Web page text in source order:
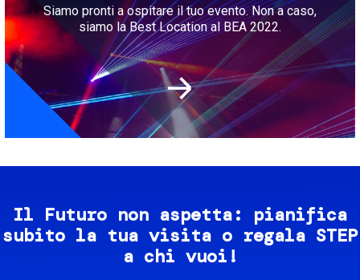
Siamo pronti a ospitare il tuo evento. Non a caso,
siamo la Best Location al BEA 2022.
Il Futuro non aspetta: pianifica
subito la tua visita o regala STEP
a chi vuoi!